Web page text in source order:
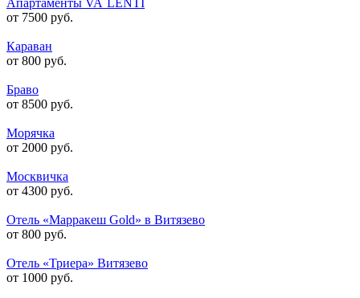
от 7500 руб.
Караван
от 800 руб.
Браво
от 8500 руб.
Морячка
от 2000 руб.
Москвичка
от 4300 руб.
Отель «Марракеш Gold» в Витязево
от 800 руб.
Отель «Триера» Витязево
от 1000 руб.